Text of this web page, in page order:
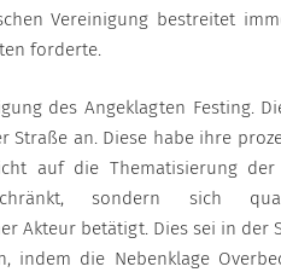
Vereinigung bestreitet
forderte.
des Angeklagten Festing.
Straße an. Diese habe ihre
auf die Thematisierung der
sondern sich
Akteur betätigt. Dies sei in der
indem die Nebenklage